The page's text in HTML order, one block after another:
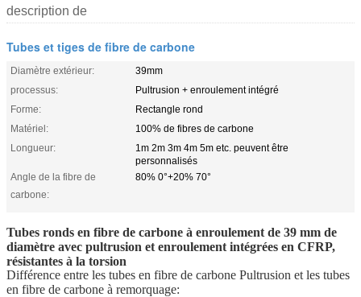
description de
Tubes et tiges de fibre de carbone
Diamètre extérieur:
39mm
processus:
Pultrusion + enroulement intégré
Forme:
Rectangle rond
Matériel:
100% de fibres de carbone
Longueur:
1m 2m 3m 4m 5m etc. peuvent être
personnalisés
Angle de la fibre de
carbone:
80% 0°+20% 70°
Tubes ronds en fibre de carbone à enroulement de 39 mm de
diamètre avec pultrusion et enroulement intégrées en CFRP,
résistantes à la torsion
Différence entre les tubes en fibre de carbone Pultrusion et les tubes
en fibre de carbone à remorquage: